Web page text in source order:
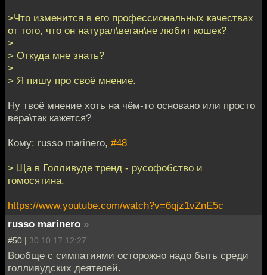
>Что изменится в его профессиональных качествах
от того, что он натурал\веган\не любит кошек?
>
> Откуда мне знать?
>
> Я пишу про своё мнение.
Ну твоё мнение хоть на чём-то основано или просто
вера\так кажется?
Кому: russo marinero, #48
> Ща в Голливуде тренд - русофобство и
гомосятина.
https://www.youtube.com/watch?v=6qjz1vZnE5c
russo marinero »
#50 | 30.10.17 12:27
Вообще с симпатиями осторожно надо быть среди
голливудских деятелей.